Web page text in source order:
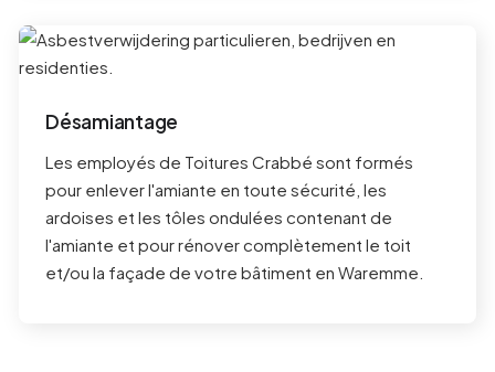
Désamiantage
Les employés de Toitures Crabbé sont formés
pour enlever l'amiante en toute sécurité, les
ardoises et les tôles ondulées contenant de
l'amiante et pour rénover complètement le toit
et/ou la façade de votre bâtiment en Waremme